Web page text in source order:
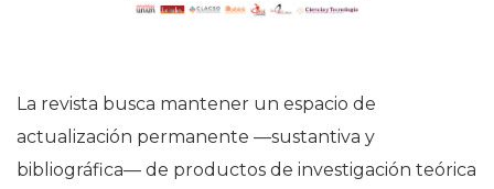
La revista busca mantener un espacio de
actualización permanente —sustantiva y
bibliográfica— de productos de investigación teórica